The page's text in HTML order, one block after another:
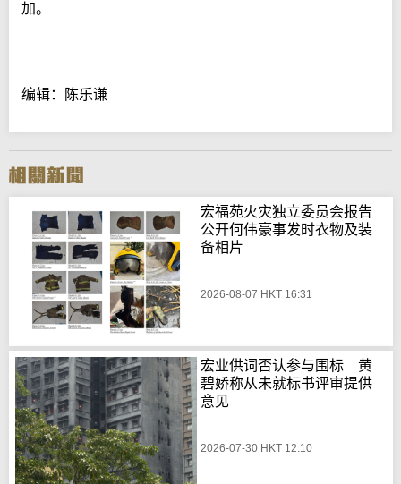
加。
编辑：陈乐谦
宏福苑火灾独立委员会报告
公开何伟豪事发时衣物及装
备相片
2026-08-07 HKT 16:31
宏业供词否认参与围标 黄
碧娇称从未就标书评审提供
意见
2026-07-30 HKT 12:10